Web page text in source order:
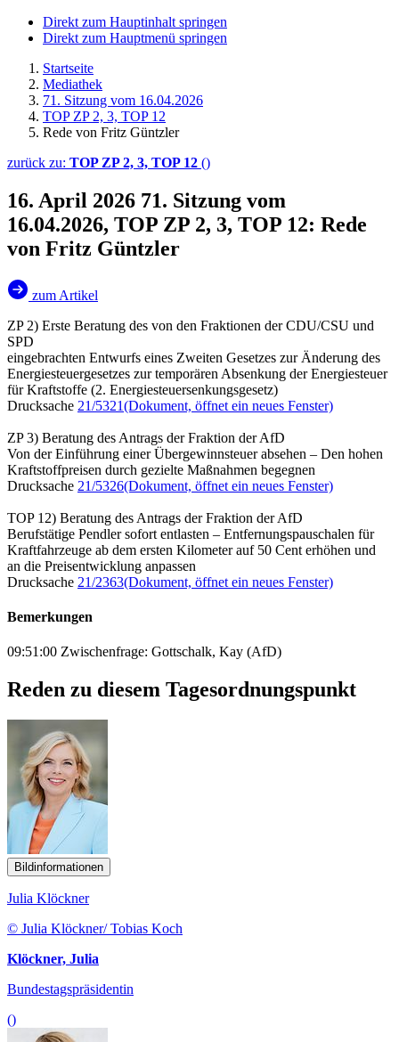
Direkt zum Hauptinhalt springen
Direkt zum Hauptmenü springen
Startseite
Mediathek
71. Sitzung vom 16.04.2026
TOP ZP 2, 3, TOP 12
Rede von Fritz Güntzler
zurück zu: TOP ZP 2, 3, TOP 12 ()
16. April 2026 71. Sitzung vom
16.04.2026, TOP ZP 2, 3, TOP 12: Rede
von Fritz Güntzler
zum Artikel
ZP 2) Erste Beratung des von den Fraktionen der CDU/CSU und
SPD
eingebrachten Entwurfs eines Zweiten Gesetzes zur Änderung des
Energiesteuergesetzes zur temporären Absenkung der Energiesteuer
für Kraftstoffe (2. Energiesteuersenkungsgesetz)
Drucksache 21/5321(Dokument, öffnet ein neues Fenster)
ZP 3) Beratung des Antrags der Fraktion der AfD
Von der Einführung einer Übergewinnsteuer absehen – Den hohen
Kraftstoffpreisen durch gezielte Maßnahmen begegnen
Drucksache 21/5326(Dokument, öffnet ein neues Fenster)
TOP 12) Beratung des Antrags der Fraktion der AfD
Berufstätige Pendler sofort entlasten – Entfernungspauschalen für
Kraftfahrzeuge ab dem ersten Kilometer auf 50 Cent erhöhen und
an die Preisentwicklung anpassen
Drucksache 21/2363(Dokument, öffnet ein neues Fenster)
Bemerkungen
09:51:00 Zwischenfrage: Gottschalk, Kay (AfD)
Reden zu diesem Tagesordnungspunkt
Bildinformationen
Julia Klöckner
© Julia Klöckner/ Tobias Koch
Klöckner, Julia
Bundestagspräsidentin
()